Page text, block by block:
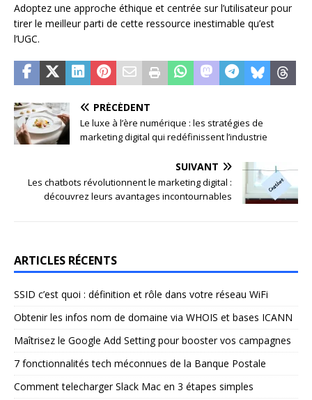
Adoptez une approche éthique et centrée sur l’utilisateur pour
tirer le meilleur parti de cette ressource inestimable qu’est
l’UGC.
PRÉCÉDENT
Le luxe à l’ère numérique : les stratégies de
marketing digital qui redéfinissent l’industrie
SUIVANT
Les chatbots révolutionnent le marketing digital :
découvrez leurs avantages incontournables
ARTICLES RÉCENTS
SSID c’est quoi : définition et rôle dans votre réseau WiFi
Obtenir les infos nom de domaine via WHOIS et bases ICANN
Maîtrisez le Google Add Setting pour booster vos campagnes
7 fonctionnalités tech méconnues de la Banque Postale
Comment telecharger Slack Mac en 3 étapes simples